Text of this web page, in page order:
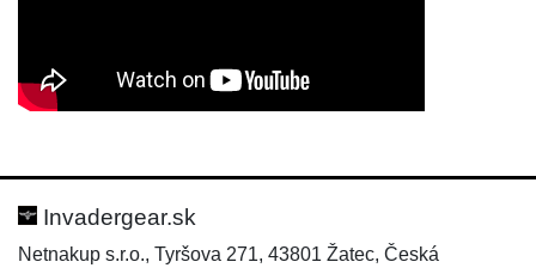
Hodnotenie:
Meno:
Invadergear.sk
Netnakup s.r.o., Tyršova 271, 43801 Žatec, Česká